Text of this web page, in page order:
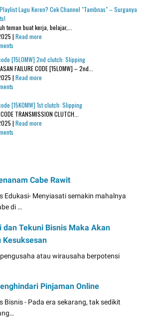
Lagu Keren? Cek Channel "Tambnas" – Surganya
teman buat kerja, belajar,...
| Read more
[15L0MW] 2nd clutch: Slipping
FAILURE CODE [15L0MW] – 2nd...
| Read more
[15K0MW] 1st clutch: Slipping
TRANSMISSION CLUTCH...
| Read more
Cabe Rawit
Edukasi- Menyiasati semakin mahalnya
di …
dan Tekuni Bisnis Maka Akan
Kesuksesan
atau wirausaha berpotensi
Pinjaman Online
Bisnis - Pada era sekarang, tak sedikit